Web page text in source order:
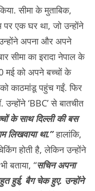
सीमा के मुताबिक,
एक घर था, जो उन्होंने
अपना और अपने
सीमा का इरादा नेपाल के
मई को अपने बच्चों के
काठमांडू पहुंच गईं. फिर
‘BBC’ से बातचीत
के साथ दिल्ली की बस
लिखवाया था.”हालांकि,
होती है, लेकिन उन्होंने
बताया, “सचिन अपना
हुई, बैग चेक हुए. उन्होंने